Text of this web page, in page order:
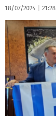
18/07/2024 21:28